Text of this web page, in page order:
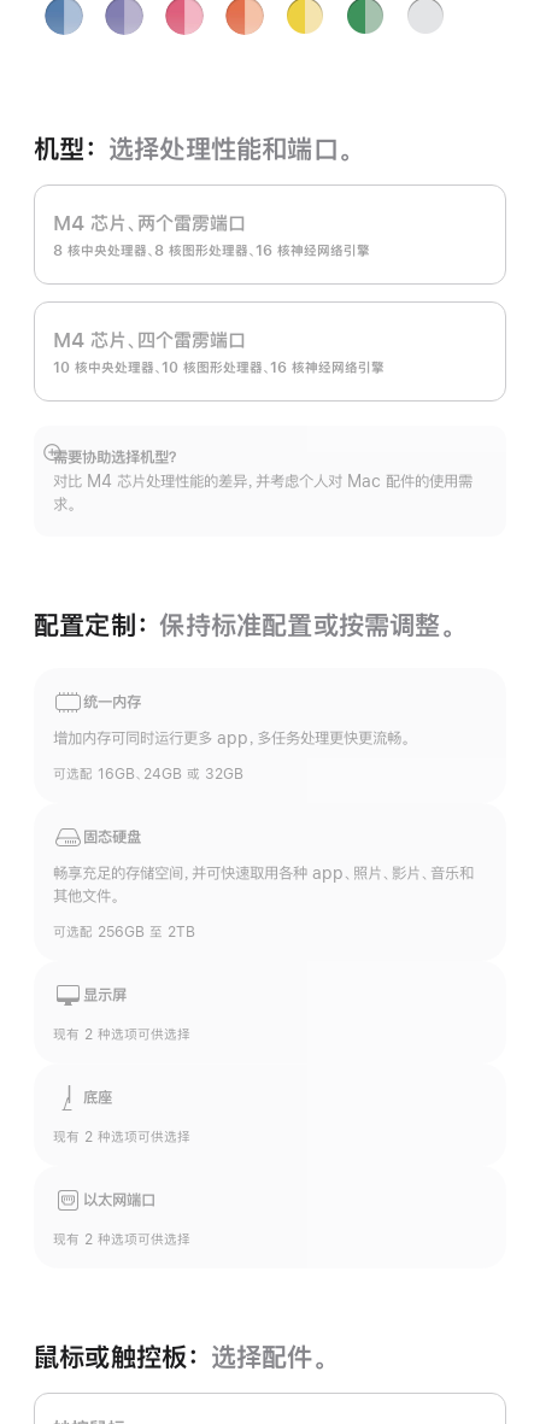
蓝
色
紫
色
粉
色
橙
色
黄
绿
银
机型： 选择处理性能和端口。
M4 芯片、两个雷雳端口
8 核中央处理器、8 核图形处理器、16 核神经网络引擎
M4 芯片、四个雷雳端口
10 核中央处理器、10 核图形处理器、16 核神经网络引擎
需要协助选择机型？
对比 M4 芯片处理性能的差异，并考虑个人对 Mac 配件的使用需
求。
展
开
配置定制：保持标准配置或按需调整。
统一内存
增加内存可同时运行更多 app，多任务处理更快更流畅。
可选配 16GB、24GB 或 32GB
固态硬盘
畅享充足的存储空间，并可快速取用各种 app、照片、影片、音乐和
其他文件。
可选配 256GB 至 2TB
显示屏
现有 2 种选项可供选择
底座
现有 2 种选项可供选择
以太网端口
现有 2 种选项可供选择
鼠标或触控板： 选择配件。